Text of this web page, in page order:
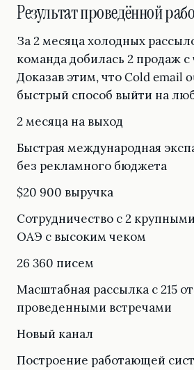
Результат проведённой
За 2 месяца холодных
команда добилась 2 продаж с
Доказав этим, что Cold email
быстрый способ выйти на
2 месяца на выход
Быстрая международная
без рекламного бюджета
$20 900 выручка
Сотрудничество с 2
ОАЭ с высоким чеком
26 360 писем
Масштабная рассылка с 215
проведенными встречами
Новый канал
Построение работающей